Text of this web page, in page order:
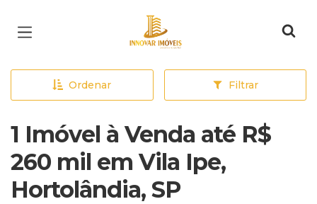
Página inicial
Ordenar Filtrar
1 Imóvel à Venda até R$
260 mil em Vila Ipe,
Hortolândia, SP